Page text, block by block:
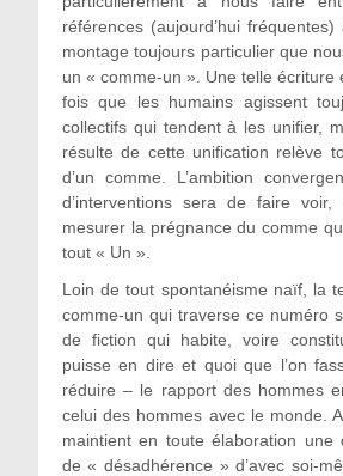
références (aujourd’hui
montage toujours particulier que
un « comme-un ». Une telle écriture
fois que les humains agissent
collectifs qui tendent à les unifier,
résulte de cette unification relève
d’un comme. L’ambition
d’interventions sera de faire
mesurer la prégnance du comme
tout « Un ».
Loin de tout spontanéisme naïf, la
comme-un qui traverse ce numéro
de fiction qui habite, voire
puisse en dire et quoi que l’on
réduire – le rapport des hommes
celui des hommes avec le monde.
maintient en toute élaboration une
de « désadhérence » d’avec soi-